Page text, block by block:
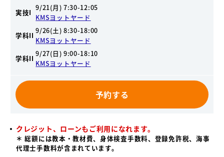
実技I
9/21(月) 7:30-12:05
KMSヨットヤード
学科II
9/26(土) 8:30-18:00
KMSヨットヤード
学科II
9/27(日) 9:00-18:10
KMSヨットヤード
予約する
クレジット、ローンもご利用になれます。
＊ 総額には教本・教材費、身体検査手数料、登録免許税、海事
代理士手数料が含まれています。